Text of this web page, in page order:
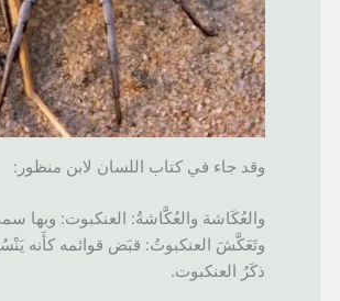
وقد جاء في كتاب اللسان لابن منظور:
والعُكَاشة والعُكَّاشةُ: العنكبوت: وبها
وتَعَكَّشَ العنكبوتُ: قبَض قوائمه كأَنه
ذكَرُ العنكبوت.